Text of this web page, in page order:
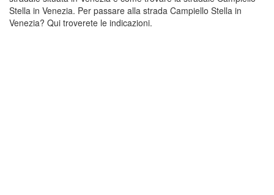
Stella in Venezia. Per passare alla strada Campiello Stella in
Venezia? Qui troverete le indicazioni.